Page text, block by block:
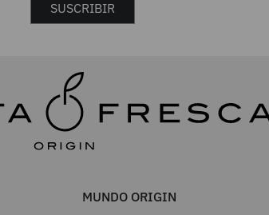
SUSCRIBIR
MUNDO ORIGIN